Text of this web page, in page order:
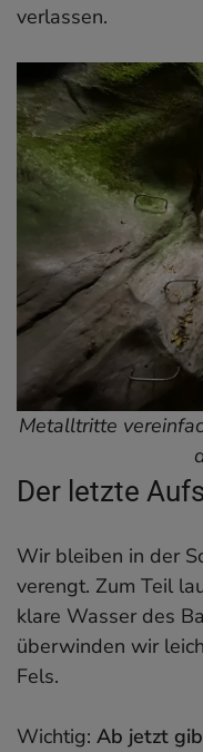
verlassen.
Metalltritte
Der letzte
Wir bleiben in der
verengt. Zum Teil
klare Wasser des
überwinden wir
Fels.
Wichtig: Ab jetzt